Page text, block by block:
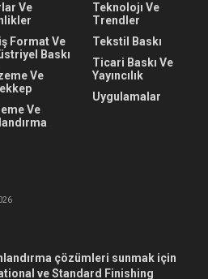
Ve
Format Ve
Baskı
Ve
Ve
Teknolojı Ve
Trendler
Tekstil Baskı
Ticari Baskı Ve
Yayıncılık
Uygulamalar
çözümleri sunmak için
ve Standard Finishing